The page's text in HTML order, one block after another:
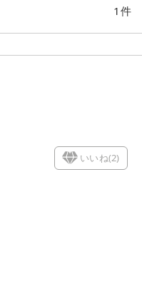
1 件
いいね(2)